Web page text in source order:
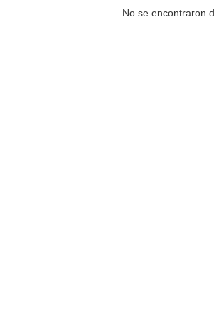
No se encontraron